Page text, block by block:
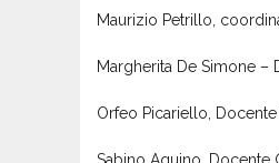
Maurizio Petrillo,
Margherita De Simone
Orfeo Picariello,